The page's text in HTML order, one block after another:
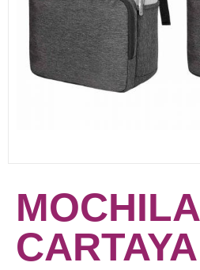
MOCHILA
CARTAYA